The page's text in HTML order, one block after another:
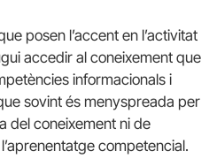
posen l’accent en l’activitat
accedir al coneixement que
informacionals i
sovint és menyspreada per
del coneixement ni de
competencial.